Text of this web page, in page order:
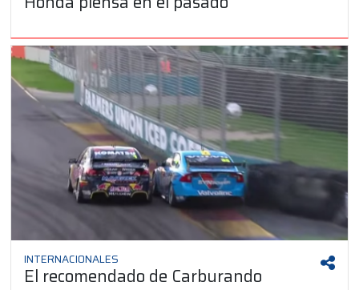
INTERNACIONALES
El recomendado de Carburando